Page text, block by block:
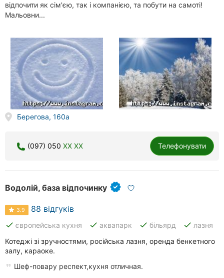
відпочити як сім'єю, так і компанією, та побути на самоті!
Мальовни...
Берегова, 160а
(097) 050 XX XX Телефонувати
Водолій, база відпочинку
3.9 88 відгуків
done європейська кухня done аквапарк done більярд done лазня
Котеджі зі зручностями, російська лазня, оренда бенкетного
залу, караоке.
Шеф-повару респект,кухня отличная.